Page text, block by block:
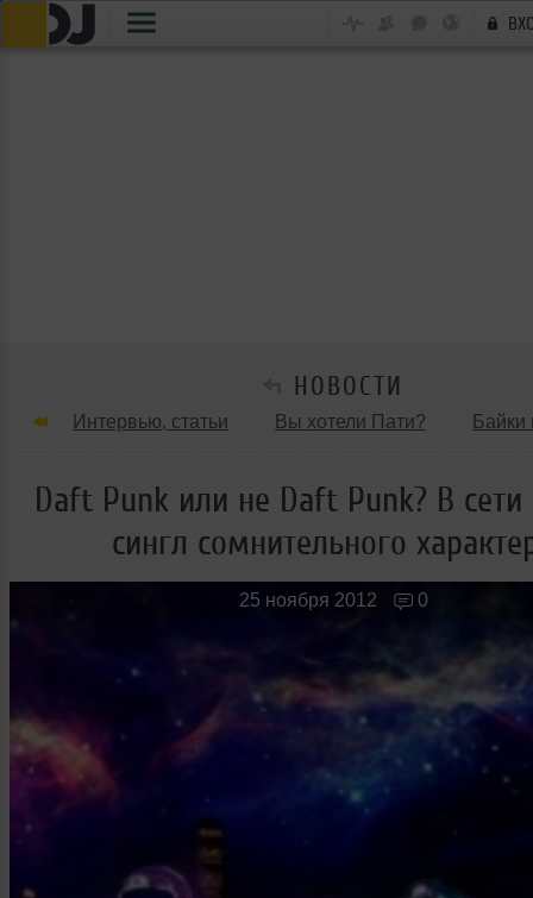
НОВОСТИ
Интервью, статьи Вы хотели Пати? Байки
Танцевальные стили Обзоры Вечеринок и
Новые лица Мужчина & Женщина
Daft Punk или не Daft Punk? В
сингл сомнительного
25 ноября 2012 0